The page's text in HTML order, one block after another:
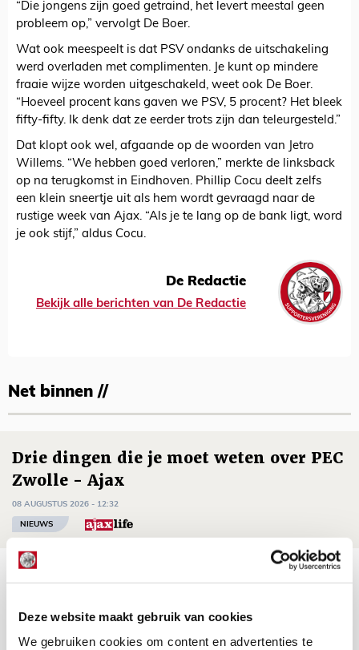
Deze website maakt gebruik van cookies
We gebruiken cookies om content en advertenties te
“Die jongens zijn goed getraind, het levert meestal geen
probleem op,” vervolgt De Boer.
Wat ook meespeelt is dat PSV ondanks de uitschakeling
werd overladen met complimenten. Je kunt op mindere
fraaie wijze worden uitgeschakeld, weet ook De Boer.
“Hoeveel procent kans gaven we PSV, 5 procent? Het bleek
fifty-fifty. Ik denk dat ze eerder trots zijn dan teleurgesteld.”
Dat klopt ook wel, afgaande op de woorden van Jetro
Willems. “We hebben goed verloren,” merkte de linksback
op na terugkomst in Eindhoven. Phillip Cocu deelt zelfs
een klein sneertje uit als hem wordt gevraagd naar de
rustige week van Ajax. “Als je te lang op de bank ligt, word
je ook stijf,” aldus Cocu.
De Redactie
Bekijk alle berichten van De Redactie
Net binnen //
Drie dingen die je moet weten over PEC
Zwolle - Ajax
08 AUGUSTUS 2026 - 12:32
NIEUWS
Míchels elf: met welke formatie begin
08 AUGUSTUS 2026 - 11:34
NIEUWS